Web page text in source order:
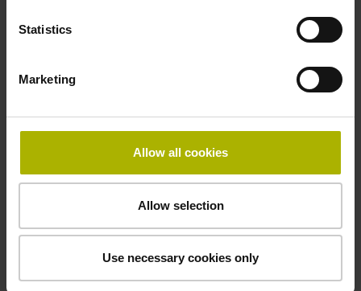
Statistics
Marketing
Allow all cookies
Allow selection
Use necessary cookies only
Breite
Downloads / CAD / Montage
Anschlussmaße
Betriebsanleitung